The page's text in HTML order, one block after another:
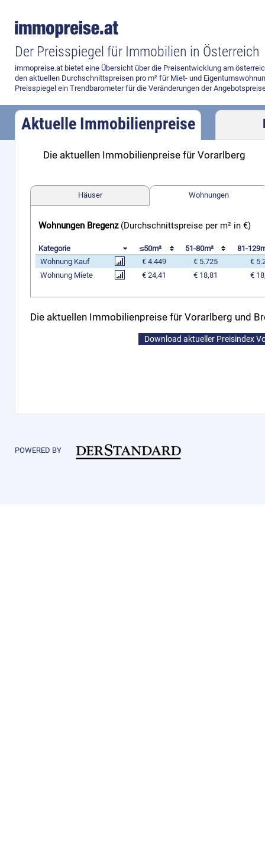
Der Preisspiegel für Immobilien in Österreich
immopreise.at bietet eine Übersicht über die Preisentwicklung am
den aktuellen Durchschnittspreisen pro m² für Miet- und
Preisspiegel ein Trendbarometer für die Veränderungen der
Aktuelle Immobilienpreise
Preisvergleich
Die aktuellen Immobilienpreise für Vorarlberg
Häuser Wohnungen
Wohnungen Bregenz (Durchschnittspreise per m² in €)
Kategorie ≤50m² 51-80m²
81-
Wohnung Kauf
€ 4.449 € 5.725
€
Wohnung Miete
€ 24,41 € 18,81 €
Die aktuellen Immobilienpreise für Vorarlberg und
Download aktueller Preisindex
POWERED BY